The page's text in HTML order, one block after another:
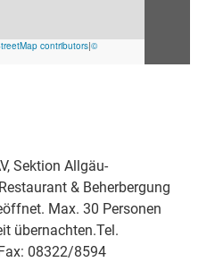
Sektion Allgäu-
& Beherbergung
Max. 30 Personen
übernachten.Tel.
08322/8594